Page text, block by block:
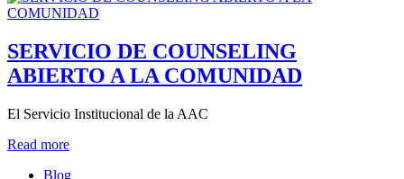
SERVICIO DE COUNSELING
ABIERTO A LA COMUNIDAD
El Servicio Institucional de la AAC
Read more
Blog